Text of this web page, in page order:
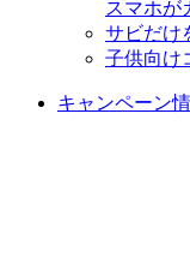
スマホが
サビだけ
子供向け
キャンペーン